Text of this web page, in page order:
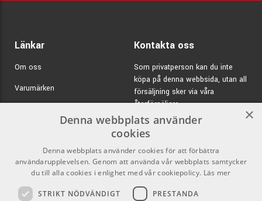
Länkar
Om oss
Varumärken
Försäljningsvillkor
Inlogg för återförsäljare
Kontakta oss
Som privatperson kan du inte
köpa på denna webbsida, utan all
försäljning sker via våra
återförsäljare.
E-post:info@emnordic.se
×
Denna webbplats använder
cookies
Denna webbplats använder cookies för att förbättra
användarupplevelsen. Genom att använda vår webbplats samtycker
du till alla cookies i enlighet med vår cookiepolicy. Läs mer
STRIKT NÖDVÄNDIGT PRESTANDA